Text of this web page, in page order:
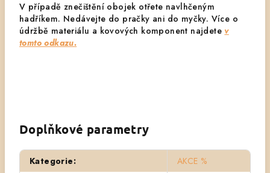
V případě znečištění obojek otřete navlhčeným
hadříkem. Nedávejte do pračky ani do myčky. Více o
údržbě materiálu a kovových komponent najdete v
tomto odkazu.
Doplňkové parametry
Kategorie:
AKCE %